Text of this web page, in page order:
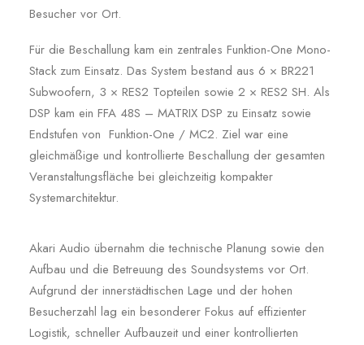
Besucher vor Ort.
Für die Beschallung kam ein zentrales Funktion-One Mono-
Stack zum Einsatz. Das System bestand aus 6 × BR221
Subwoofern, 3 × RES2 Topteilen sowie 2 × RES2 SH. Als
DSP kam ein FFA 48S – MATRIX DSP zu Einsatz sowie
Endstufen von Funktion-One / MC2. Ziel war eine
gleichmäßige und kontrollierte Beschallung der gesamten
Veranstaltungsfläche bei gleichzeitig kompakter
Systemarchitektur.
Akari Audio übernahm die technische Planung sowie den
Aufbau und die Betreuung des Soundsystems vor Ort.
Aufgrund der innerstädtischen Lage und der hohen
Besucherzahl lag ein besonderer Fokus auf effizienter
Logistik, schneller Aufbauzeit und einer kontrollierten